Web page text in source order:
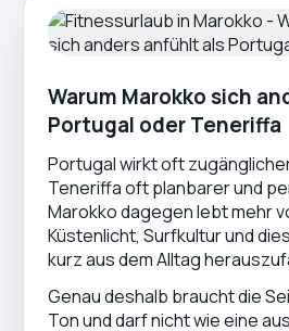
Warum Marokko sich
Portugal oder Teneriffa
Portugal wirkt oft
Teneriffa oft planbarer und
Marokko dagegen lebt mehr
Küstenlicht, Surfkultur und
kurz aus dem Alltag
Genau deshalb braucht die
Ton und darf nicht wie eine